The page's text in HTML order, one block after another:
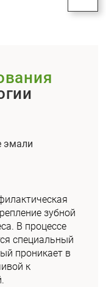
эмали
зубной
В процессе
специальный
проникает в
к